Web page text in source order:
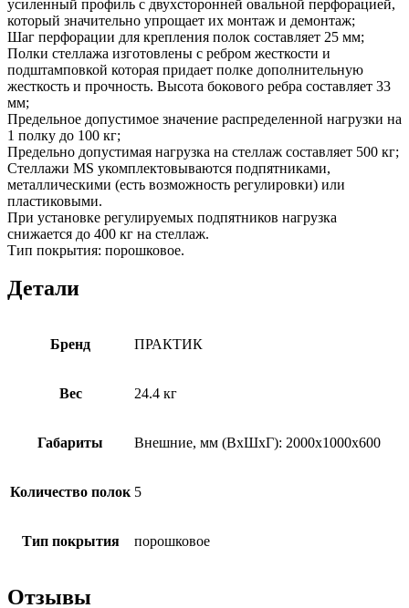
усиленный профиль с двухсторонней овальной перфорацией,
который значительно упрощает их монтаж и демонтаж;
Шаг перфорации для крепления полок составляет 25 мм;
Полки стеллажа изготовлены с ребром жесткости и
подштамповкой которая придает полке дополнительную
жесткость и прочность. Высота бокового ребра составляет 33
мм;
Предельное допустимое значение распределенной нагрузки на
1 полку до 100 кг;
Предельно допустимая нагрузка на стеллаж составляет 500 кг;
Стеллажи MS укомплектовываются подпятниками,
металлическими (есть возможность регулировки) или
пластиковыми.
При установке регулируемых подпятников нагрузка
снижается до 400 кг на стеллаж.
Тип покрытия: порошковое.
Детали
Бренд ПРАКТИК
Вес 24.4 кг
Габариты Внешние, мм (ВхШхГ): 2000x1000x600
Количество полок 5
Тип покрытия порошковое
Отзывы